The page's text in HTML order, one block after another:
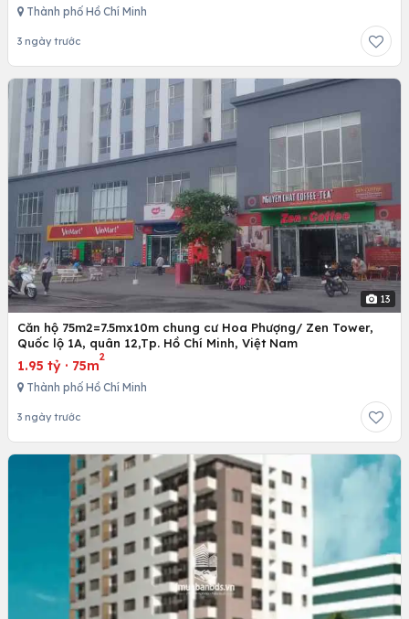
Thành phố Hồ Chí Minh
3 ngày trước
13
Căn hộ 75m2=7.5mx10m chung cư Hoa Phượng/ Zen Tower,
Quốc lộ 1A, quân 12,Tp. Hồ Chí Minh, Việt Nam
1.95 tỷ · 75m
2
Thành phố Hồ Chí Minh
3 ngày trước